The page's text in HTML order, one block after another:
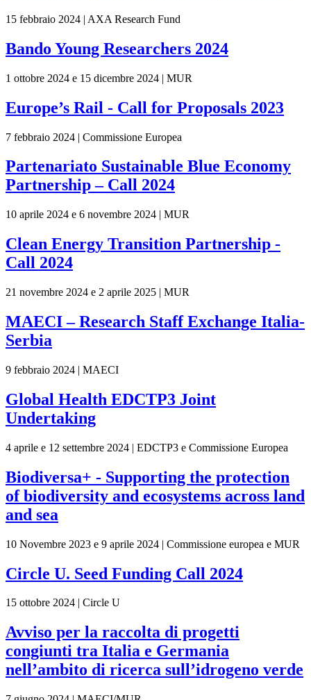
15 febbraio 2024 | AXA Research Fund
Bando Young Researchers 2024
1 ottobre 2024 e 15 dicembre 2024 | MUR
Europe’s Rail - Call for Proposals 2023
7 febbraio 2024 | Commissione Europea
Partenariato Sustainable Blue Economy
Partnership – Call 2024
10 aprile 2024 e 6 novembre 2024 | MUR
Clean Energy Transition Partnership -
Call 2024
21 novembre 2024 e 2 aprile 2025 | MUR
MAECI – Research Staff Exchange Italia-
Serbia
9 febbraio 2024 | MAECI
Global Health EDCTP3 Joint
Undertaking
4 aprile e 12 settembre 2024 | EDCTP3 e Commissione Europea
Biodiversa+ - Supporting the protection
of biodiversity and ecosystems across land
and sea
10 Novembre 2023 e 9 aprile 2024 | Commissione europea e MUR
Circle U. Seed Funding Call 2024
15 ottobre 2024 | Circle U
Avviso per la raccolta di progetti
congiunti tra Italia e Germania
nell’ambito di ricerca sull’idrogeno verde